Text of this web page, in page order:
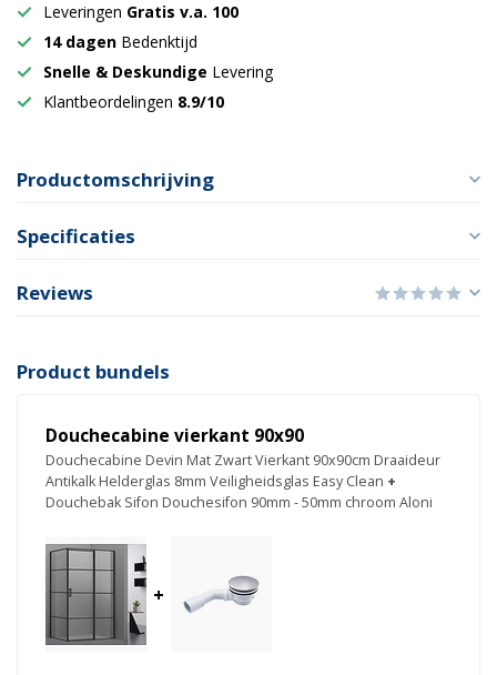
Leveringen Gratis v.a. 100
14 dagen Bedenktijd
Snelle & Deskundige Levering
Klantbeordelingen 8.9/10
Productomschrijving
Specificaties
Reviews
Product bundels
Douchecabine vierkant 90x90
Douchecabine Devin Mat Zwart Vierkant 90x90cm Draaideur
Antikalk Helderglas 8mm Veiligheidsglas Easy Clean +
Douchebak Sifon Douchesifon 90mm - 50mm chroom Aloni
+